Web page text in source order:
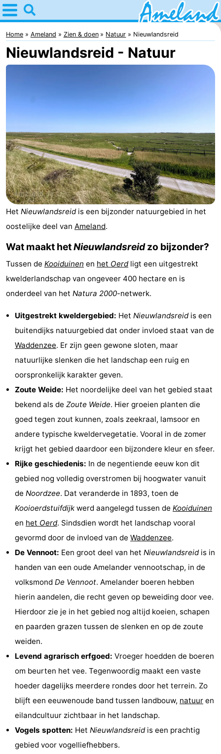
Home
Ameland
Tips
Overnachten
Appartementen
-
Ameland
Bed
Campings
Vakantiehuizen
-
Boomhiemke
Landal
Ameland
Last
minutes
Strand
Zien
doen
Bezienswaardigheden
Musea
Monumenten
Kerken
Molens
Uitkijkpunten
Attracties
Rondvaarten
Boerderijen
Speeltuinen
Minigolfbanen
Natuur
Rondleidingen
Sporten
Zwembaden
Home Ameland Zien & doen Natuur Nieuwlandsreid
Nieuwlandsreid - Natuur
Het Nieuwlandsreidis een bijzonder natuurgebied in het
oostelijke deel van Ameland.
Wat maakt hetNieuwlandsreidzo bijzonder?
Tussen de Kooiduinen en het Oerdligt een uitgestrekt
kwelderlandschap van ongeveer 400 hectare en is
onderdeel van het Natura 2000-netwerk.
Uitgestrekt kweldergebied: Het Nieuwlandsreidis een
buitendijks natuurgebied dat onder invloed staat van de
Waddenzee. Er zijn geen gewone sloten, maar
natuurlijke slenken die het landschap een ruig en
oorspronkelijk karakter geven.
Zoute Weide: Het noordelijke deel van het gebied staat
bekend als de Zoute Weide. Hier groeien planten die
goed tegen zout kunnen, zoals zeekraal, lamsoor en
andere typische kweldervegetatie. Vooral in de zomer
krijgt het gebied daardoor een bijzondere kleur en sfeer.
Rijke geschiedenis: In de negentiende eeuw kon dit
gebied nog volledig overstromen bij hoogwater vanuit
de Noordzee. Dat veranderde in 1893, toen de
Kooioerdstuifdijk werd aangelegd tussen de Kooiduinen
en het Oerd. Sindsdien wordt het landschap vooral
gevormd door de invloed van de Waddenzee.
De Vennoot: Een groot deel van het Nieuwlandsreidis in
handen van een oude Amelander vennootschap, in de
volksmond De Vennoot. Amelander boeren hebben
hierin aandelen, die recht geven op beweiding door vee.
Hierdoor zie je in het gebied nog altijd koeien, schapen
en paarden grazen tussen de slenken en op de zoute
weiden.
Levend agrarisch erfgoed: Vroeger hoedden de boeren
om beurten het vee. Tegenwoordig maakt een vaste
hoeder dagelijks meerdere rondes door het terrein. Zo
blijft een eeuwenoude band tussen landbouw, natuur en
eilandcultuur zichtbaar in het landschap.
Vogels spotten: Het Nieuwlandsreidis een prachtig
gebied voor vogelliefhebbers.